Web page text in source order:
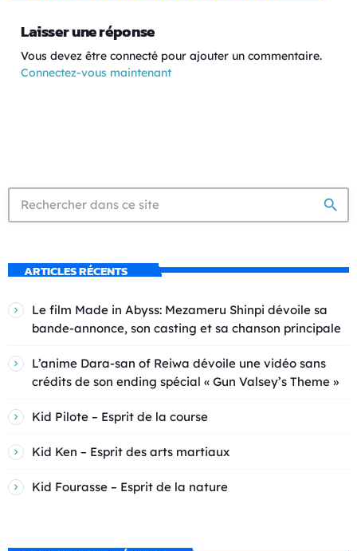
Laisser une réponse
Vous devez être connecté pour ajouter un commentaire.
Connectez-vous maintenant
search
ARTICLES RÉCENTS
Le film Made in Abyss: Mezameru Shinpi dévoile sa
bande-annonce, son casting et sa chanson principale
L’anime Dara-san of Reiwa dévoile une vidéo sans
crédits de son ending spécial « Gun Valsey’s Theme »
Kid Pilote – Esprit de la course
Kid Ken – Esprit des arts martiaux
Kid Fourasse – Esprit de la nature